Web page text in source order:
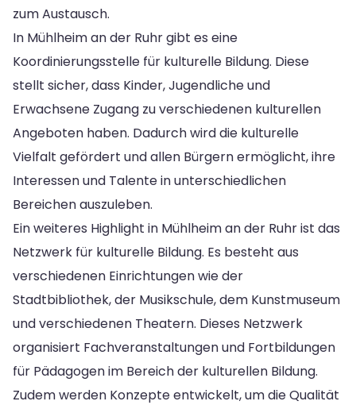
zum Austausch.
In Mühlheim an der Ruhr gibt es eine
Koordinierungsstelle für kulturelle Bildung. Diese
stellt sicher, dass Kinder, Jugendliche und
Erwachsene Zugang zu verschiedenen kulturellen
Angeboten haben. Dadurch wird die kulturelle
Vielfalt gefördert und allen Bürgern ermöglicht, ihre
Interessen und Talente in unterschiedlichen
Bereichen auszuleben.
Ein weiteres Highlight in Mühlheim an der Ruhr ist das
Netzwerk für kulturelle Bildung. Es besteht aus
verschiedenen Einrichtungen wie der
Stadtbibliothek, der Musikschule, dem Kunstmuseum
und verschiedenen Theatern. Dieses Netzwerk
organisiert Fachveranstaltungen und Fortbildungen
für Pädagogen im Bereich der kulturellen Bildung.
Zudem werden Konzepte entwickelt, um die Qualität